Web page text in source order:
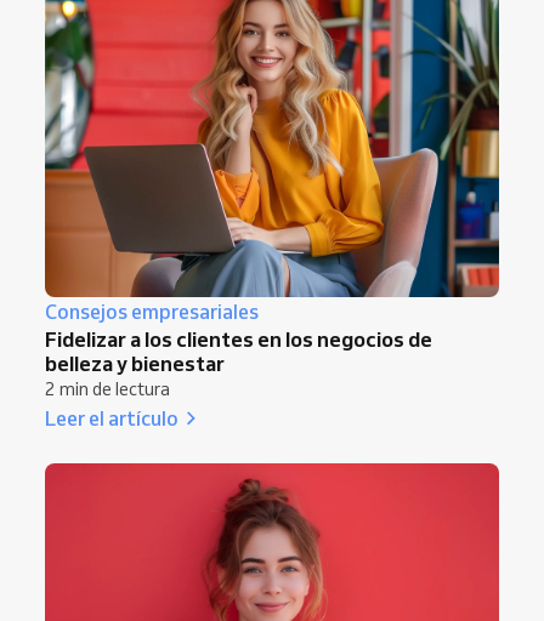
Consejos empresariales
Fidelizar a los clientes en los negocios de
belleza y bienestar
2 min de lectura
Leer el artículo